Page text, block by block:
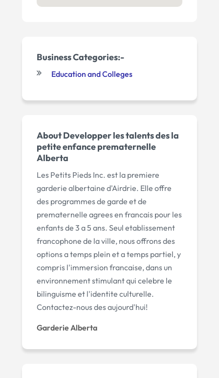
Business Categories:-
Education and Colleges
About Developper les talents des la
petite enfance prematernelle
Alberta
Les Petits Pieds Inc. est la premiere
garderie albertaine d'Airdrie. Elle offre
des programmes de garde et de
prematernelle agrees en francais pour les
enfants de 3 a 5 ans. Seul etablissement
francophone de la ville, nous offrons des
options a temps plein et a temps partiel, y
compris l'immersion francaise, dans un
environnement stimulant qui celebre le
bilinguisme et l'identite culturelle.
Contactez-nous des aujourd'hui!
Garderie Alberta